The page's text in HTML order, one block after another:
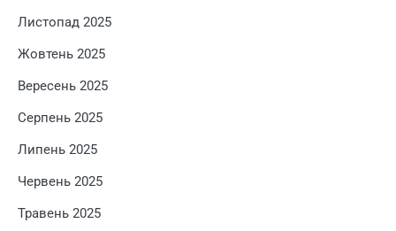
Листопад 2025
Жовтень 2025
Вересень 2025
Серпень 2025
Липень 2025
Червень 2025
Травень 2025